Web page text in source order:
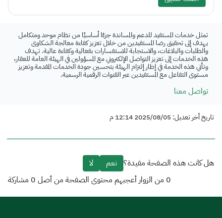
تمثل خدمات المستفيد للدعم والمساندة جزءًا أساسيًا من نظام موحد ومتكامل
يهدف إلى تحقيق رضا المستفيدين من خلال تعزيز كفاءة معالجة الشكاوى
والطلبات والبلاغات، والاستجابة للاستفسارات بفعالية وكفاءة عالية. تهدف
هذه الخدمات إلى تعزيز التواصل الإلكتروني مع المسؤولين في الهيئة العامة للعقار،
وتأتي هذه الخدمة في إطار إلتزام الهيئة بتحسين جودة الخدمات المقدمة وتعزيز
مستوى التفاعل مع المستفيدين عبر القنوات الرقمية الرسمية.
تواصل معنا
تاريخ أخر تعديل: 2025/08/05 12:14 م
هل كانت هذه الصفحة مفيدة؟ نعم
لا
0 من الزوار أعجبهم محتوى الصفحة من أصل 0 مشاركة